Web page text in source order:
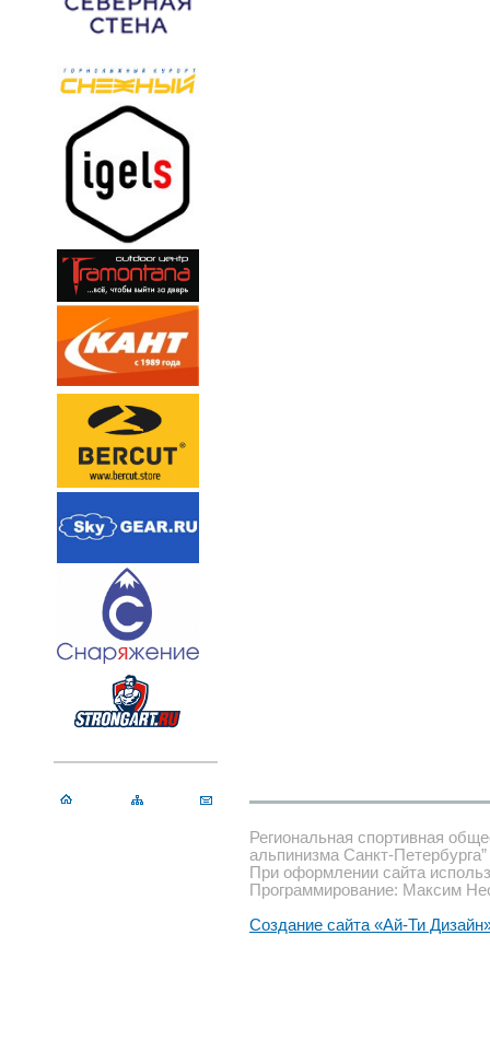
Региональная спортивная
альпинизма Санкт-Петербурга”
При оформлении сайта
Программирование: Максим
Создание сайта «Ай-Ти